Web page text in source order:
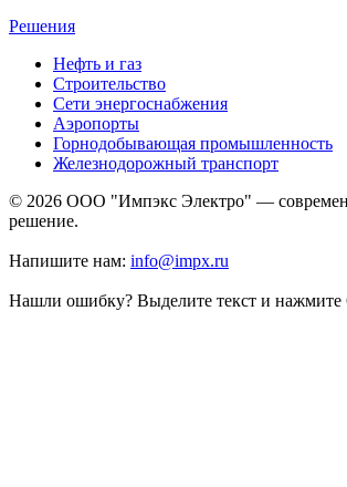
Решения
Нефть и газ
Строительство
Сети энергоснабжения
Аэропорты
Горнодобывающая промышленность
Железнодорожный транспорт
© 2026 ООО "Импэкс Электро" —
решение.
Напишите нам: info@impx.ru
Нашли ошибку? Выделите текст и нажмите